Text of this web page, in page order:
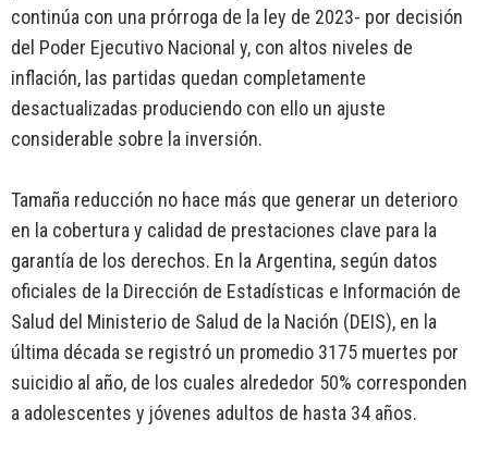
continúa con una prórroga de la ley de 2023- por decisión
del Poder Ejecutivo Nacional y, con altos niveles de
inflación, las partidas quedan completamente
desactualizadas produciendo con ello un ajuste
considerable sobre la inversión.
Tamaña reducción no hace más que generar un deterioro
en la cobertura y calidad de prestaciones clave para la
garantía de los derechos. En la Argentina, según datos
oficiales de la Dirección de Estadísticas e Información de
Salud del Ministerio de Salud de la Nación (DEIS), en la
última década se registró un promedio 3175 muertes por
suicidio al año, de los cuales alrededor 50% corresponden
a adolescentes y jóvenes adultos de hasta 34 años.